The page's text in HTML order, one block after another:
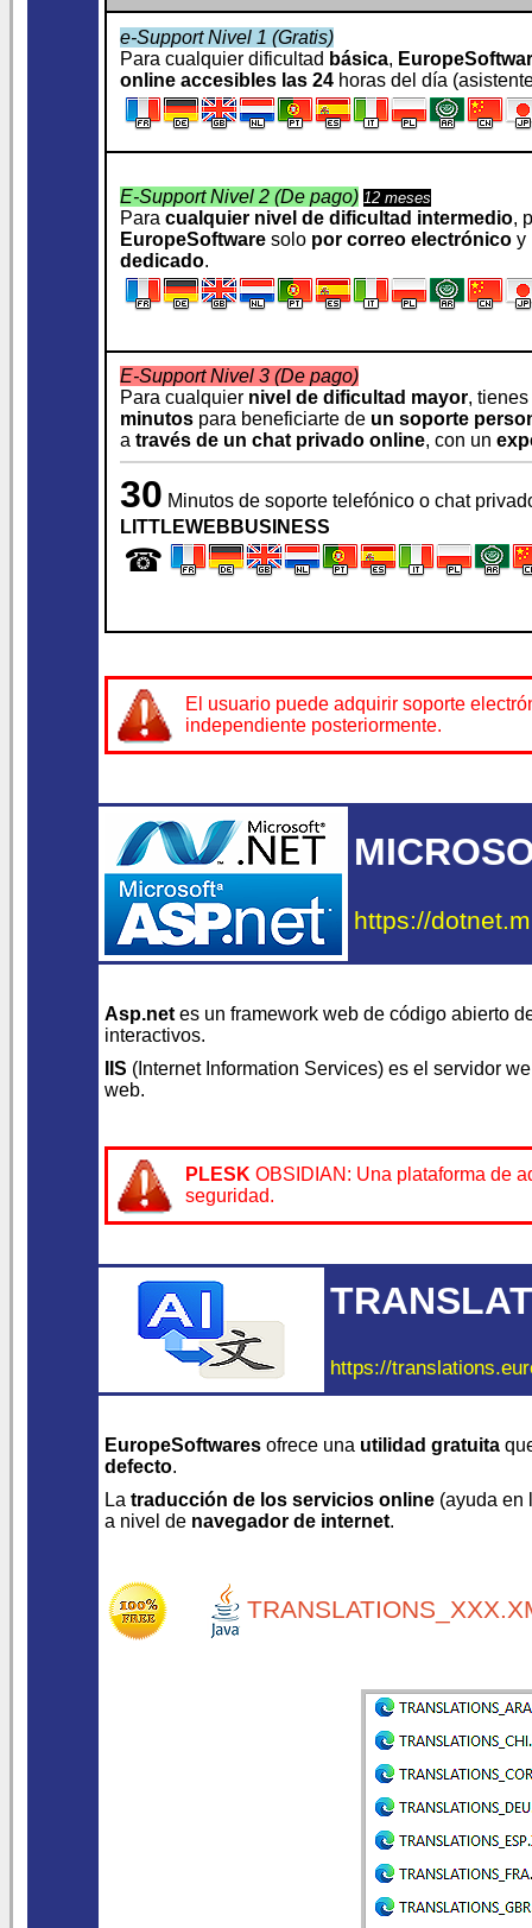
e-Support Nivel 1 (Gratis)
Para cualquier dificultad básica,
online accesibles las 24 horas del día
E-Support Nivel 2 (De pago) 12 meses
Para cualquier nivel de dificultad intermedio,
EuropeSoftware solo por correo electrónico y
dedicado.
E-Support Nivel 3 (De pago)
Para cualquier nivel de dificultad mayor,
minutos para beneficiarte de un soporte
a través de un chat privado online, con un
30 Minutos de soporte telefónico o chat
LITTLEWEBBUSINESS
☎
El usuario puede adquirir soporte
independiente posteriormente.
https://
Asp.net es un framework web de código abierto
interactivos.
IIS (Internet Information Services) es el servidor
web.
PLESK OBSIDIAN: Una plataforma de
seguridad.
https://
EuropeSoftwares ofrece una utilidad gratuita
defecto.
La traducción de los servicios online (ayuda en
a nivel de navegador de internet.